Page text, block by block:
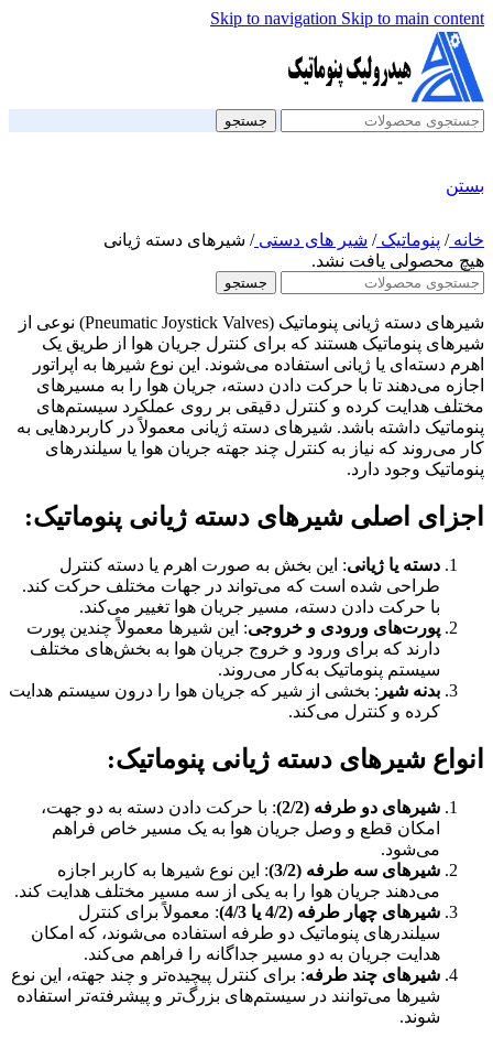
Skip to navigation Skip to main content
جستجو
بستن
خانه/ پنوماتیک/ شیر های دستی/ شیرهای دسته ژیانی
هیچ محصولی یافت نشد.
جستجو
شیرهای دسته ژیانی پنوماتیک (Pneumatic Joystick Valves) نوعی از
شیرهای پنوماتیک هستند که برای کنترل جریان هوا از طریق یک
اهرم دسته‌ای یا ژیانی استفاده می‌شوند. این نوع شیرها به اپراتور
اجازه می‌دهند تا با حرکت دادن دسته، جریان هوا را به مسیرهای
مختلف هدایت کرده و کنترل دقیقی بر روی عملکرد سیستم‌های
پنوماتیک داشته باشد. شیرهای دسته ژیانی معمولاً در کاربردهایی به
کار می‌روند که نیاز به کنترل چند جهته جریان هوا یا سیلندرهای
پنوماتیک وجود دارد.
اجزای اصلی شیرهای دسته ژیانی پنوماتیک:
دسته یا ژیانی: این بخش به صورت اهرم یا دسته کنترل
طراحی شده است که می‌تواند در جهات مختلف حرکت کند.
با حرکت دادن دسته، مسیر جریان هوا تغییر می‌کند.
پورت‌های ورودی و خروجی: این شیرها معمولاً چندین پورت
دارند که برای ورود و خروج جریان هوا به بخش‌های مختلف
سیستم پنوماتیک به‌کار می‌روند.
بدنه شیر : بخشی از شیر که جریان هوا را درون سیستم هدایت
کرده و کنترل می‌کند.
انواع شیرهای دسته ژیانی پنوماتیک:
شیرهای دو طرفه (2/2)
: با حرکت دادن دسته به دو جهت،
امکان قطع و وصل جریان هوا به یک مسیر خاص فراهم
می‌شود.
شیرهای سه طرفه (3/2)
: این نوع شیرها به کاربر اجازه
می‌دهند جریان هوا را به یکی از سه مسیر مختلف هدایت کند.
شیرهای چهار طرفه (4/2 یا 4/3)
: معمولاً برای کنترل
سیلندرهای پنوماتیک دو طرفه استفاده می‌شوند، که امکان
هدایت جریان به دو مسیر جداگانه را فراهم می‌کند.
شیرهای چند طرفه: برای کنترل پیچیده‌تر و چند جهته، این نوع
شیرها می‌توانند در سیستم‌های بزرگ‌تر و پیشرفته‌تر استفاده
شوند.